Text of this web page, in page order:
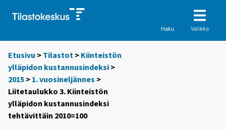
Haku Valikko
Etusivu > Tilastot > Kiinteistön
ylläpidon kustannusindeksi >
2015 > 1. vuosineljännes >
Liitetaulukko 3. Kiinteistön
ylläpidon kustannusindeksi
tehtävittäin 2010=100